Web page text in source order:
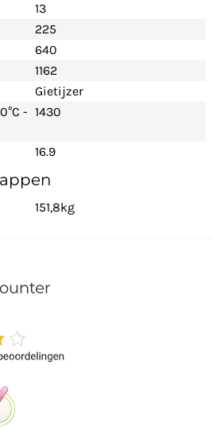
13
225
640
1162
Gietijzer
- 1430
16.9
151,8kg